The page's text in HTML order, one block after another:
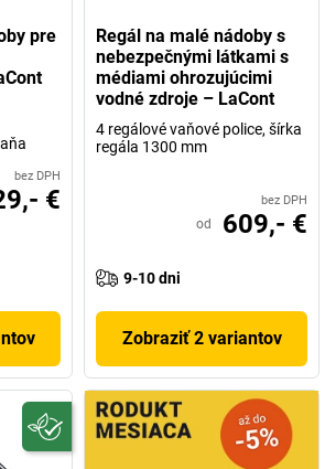
spoločnosti
Lacont .
Made in Germany.
pre
bez DPH
€
Regál na malé nádoby s
nebezpečnými látkami s
médiami ohrozujúcimi
vodné zdroje – LaCont
4 regálové vaňové police, šírka
regála 1300 mm
bez DPH
od 609,- €
9-10 dni
Zobraziť 2 variantov